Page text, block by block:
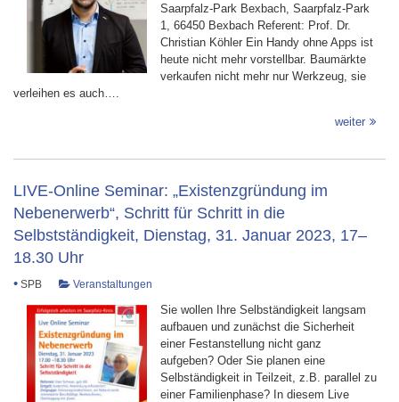
Saarpfalz-Park Bexbach, Saarpfalz-Park
1, 66450 Bexbach Referent: Prof. Dr.
Christian Köhler Ein Handy ohne Apps ist
heute nicht mehr vorstellbar. Baumärkte
verkaufen nicht mehr nur Werkzeug, sie
verleihen es auch….
weiter
LIVE-Online Seminar: „Existenzgründung im
Nebenerwerb“, Schritt für Schritt in die
Selbstständigkeit, Dienstag, 31. Januar 2023, 17–
18.30 Uhr
• SPB Veranstaltungen
Sie wollen Ihre Selbständigkeit langsam
aufbauen und zunächst die Sicherheit
einer Festanstellung nicht ganz
aufgeben? Oder Sie planen eine
Selbständigkeit in Teilzeit, z.B. parallel zu
einer Familienphase? In diesem Live